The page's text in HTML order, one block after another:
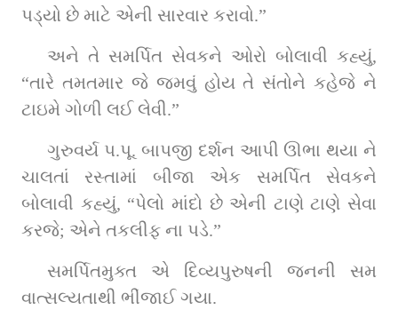
પડ્યો છે માટે એની સારવાર કરાવો.”
અને તે સમર્પિત સેવકને ઓરો બોલાવી કહ્યું,
“તારે તમતમાર જે જમવું હોય તે સંતોને કહેજે ને
ટાઇમે ગોળી લઈ લેવી.”
ગુરુવર્ય પ.પૂ. બાપજી દર્શન આપી ઊભા થયા ને
ચાલતાં રસ્તામાં બીજા એક સમર્પિત સેવકને
બોલાવી કહ્યું, “પેલો માંદો છે એની ટાણે ટાણે સેવા
કરજે; એને તકલીફ ના પડે.”
સમર્પિતમુક્ત એ દિવ્યપુરુષની જનની સમ
વાત્સલ્યતાથી ભીંજાઈ ગયા.